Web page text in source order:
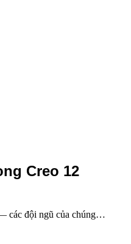
Creo 12
các đội ngũ của chúng…